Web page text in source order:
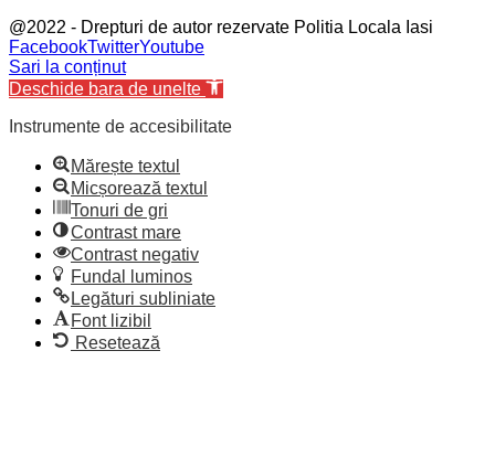
@2022 - Drepturi de autor rezervate Politia Locala Iasi
FacebookTwitterYoutube
Sari la conținut
Deschide bara de unelte
Instrumente de accesibilitate
Mărește textul
Micșorează textul
Tonuri de gri
Contrast mare
Contrast negativ
Fundal luminos
Legături subliniate
Font lizibil
Resetează